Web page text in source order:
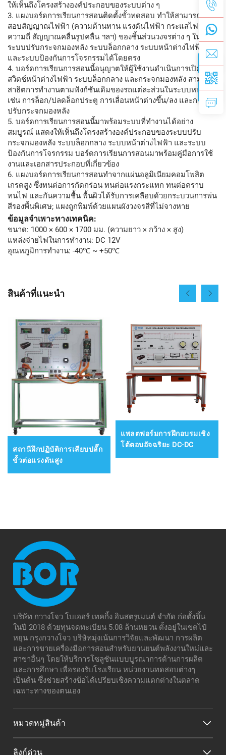
ให้เห็นถึงโครงสร้างองค์ประกอบของระบบต่าง ๆ
3. แผงบอร์ดการเรียนการสอนติดตั้งขั้วทดสอบ ทำให้สามารถตรวจ
สอบสัญญาณไฟฟ้า (ความต้านทาน แรงดันไฟฟ้า กระแสไฟฟ้า
ความถี่ สัญญาณคลื่นรูปคลื่น ฯลฯ) ของชิ้นส่วนวงจรต่าง ๆ ใน
ระบบปรับกระจกมองหลัง ระบบล็อกกลาง ระบบหน้าต่างไฟฟ้า
และระบบป้องกันการโจรกรรมได้โดยตรง
4. บอร์ดการเรียนการสอนนี้อนุญาตให้ผู้ใช้งานดำเนินการเปิด-ปิด
สวิตช์หน้าต่างไฟฟ้า ระบบล็อกกลาง และกระจกมองหลัง สามารถ
สาธิตการทำงานตามฟังก์ชันเดิมของรถแต่ละส่วนในระบบหน้าต่าง
เช่น การล็อก/ปลดล็อกประตู การเลื่อนหน้าต่างขึ้น/ลง และการ
ปรับกระจกมองหลัง
5. บอร์ดการเรียนการสอนนี้มาพร้อมระบบที่ทำงานได้อย่าง
สมบูรณ์ แสดงให้เห็นถึงโครงสร้างองค์ประกอบของระบบปรับ
กระจกมองหลัง ระบบล็อกกลาง ระบบหน้าต่างไฟฟ้า และระบบ
ป้องกันการโจรกรรม บอร์ดการเรียนการสอนมาพร้อมคู่มือการใช้
งานและเอกสารประกอบที่เกี่ยวข้อง
6. แผงบอร์ดการเรียนการสอนทำจากแผ่นอลูมิเนียมคอมโพสิต
เกรดสูง ซึ่งทนต่อการกัดกร่อน ทนต่อแรงกระแทก ทนต่อคราบ
ทนไฟ และกันความชื้น พื้นผิวได้รับการเคลือบด้วยกระบวนการพ่น
สีรองพื้นพิเศษ; แผงถูกพิมพ์ด้วยแผนผังวงจรสีที่ไม่จางหาย
ข้อมูลจำเพาะทางเทคนิค:
ขนาด: 1000 × 600 × 1700 มม. (ความยาว × กว้าง × สูง)
แหล่งจ่ายไฟในการทำงาน: DC 12V
อุณหภูมิการทำงาน: -40℃ ~ +50℃
สินค้าที่แนะนำ
สถานีฝึกปฏิบัติการเสียบปลั๊ก
ขั้วต่อแรงดันสูง
แพลตฟอร์มการฝึกอบรมเชิง
โต้ตอบอัจฉริยะ DC-DC
บริษัท กวางโจว โบเออร์ เทคกิ้ง อินสตรูเมนต์ จำกัด ก่อตั้งขึ้น
ในปี 2018 ด้วยทุนจดทะเบียน 5.08 ล้านหยวน ตั้งอยู่ในเขตไป๋
หยุน กรุงกวางโจว บริษัทมุ่งเน้นการวิจัยและพัฒนา การผลิต
และการขายเครื่องมือการสอนสำหรับยานยนต์พลังงานใหม่และ
สาขาอื่นๆ โดยให้บริการโซลูชันแบบบูรณาการด้านการผลิต
และการศึกษา เพื่อรองรับโรงเรียน หน่วยงานทดสอบต่างๆ
เป็นต้น ซึ่งช่วยสร้างข้อได้เปรียบเชิงความแตกต่างในตลาด
เฉพาะทางของตนเอง
หมวดหมู่สินค้า
ลิงก์ด่วน